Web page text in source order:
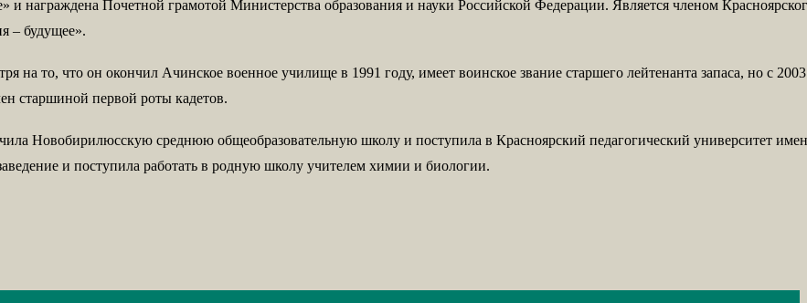
награждена Почетной грамотой Министерства образования и науки Российской Федерации. Является членом
– будущее».
на то, что он окончил Ачинское военное училище в 1991 году, имеет воинское звание старшего лейтенанта запаса, но с 2003
старшиной первой роты кадетов.
Новобирилюсскую среднюю общеобразовательную школу и поступила в Красноярский педагогический университет
и поступила работать в родную школу учителем химии и биологии.